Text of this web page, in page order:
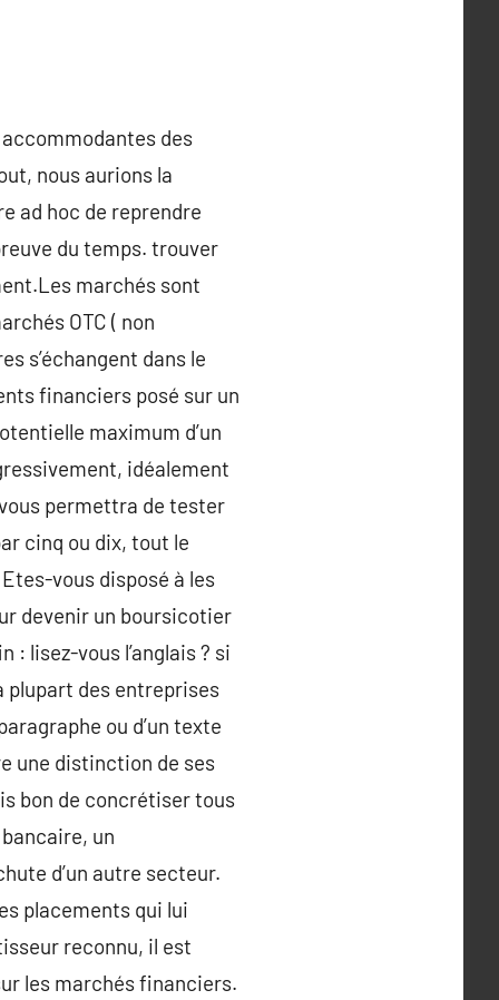
des
nous aurions la
ad hoc de reprendre
du temps. trouver
marchés sont
OTC ( non
s’échangent dans le
financiers posé sur un
maximum d’un
idéalement
permettra de tester
cinq ou dix, tout le
vous disposé à les
devenir un boursicotier
lisez-vous l’anglais ? si
plupart des entreprises
ou d’un texte
une distinction de ses
bon de concrétiser tous
un
d’un autre secteur.
placements qui lui
reconnu, il est
les marchés financiers.